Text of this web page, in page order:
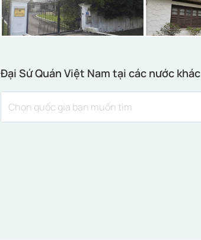
Đại Sứ Quán Việt Nam tại các nước khác